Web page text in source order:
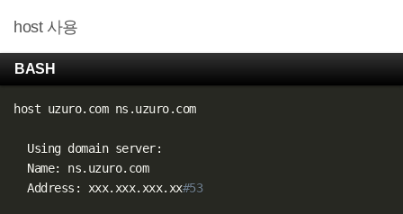
host 사용
BASH
host uzuro.com ns.uzuro.com
  Using domain server:
  Name: ns.uzuro.com
  Address: xxx.xxx.xxx.xx
#53